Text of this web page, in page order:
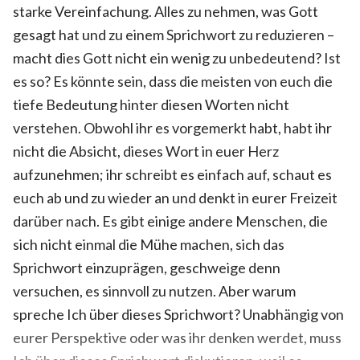
starke Vereinfachung. Alles zu nehmen, was Gott
gesagt hat und zu einem Sprichwort zu reduzieren –
macht dies Gott nicht ein wenig zu unbedeutend? Ist
es so? Es könnte sein, dass die meisten von euch die
tiefe Bedeutung hinter diesen Worten nicht
verstehen. Obwohl ihr es vorgemerkt habt, habt ihr
nicht die Absicht, dieses Wort in euer Herz
aufzunehmen; ihr schreibt es einfach auf, schaut es
euch ab und zu wieder an und denkt in eurer Freizeit
darüber nach. Es gibt einige andere Menschen, die
sich nicht einmal die Mühe machen, sich das
Sprichwort einzuprägen, geschweige denn
versuchen, es sinnvoll zu nutzen. Aber warum
spreche Ich über dieses Sprichwort? Unabhängig von
eurer Perspektive oder was ihr denken werdet, muss